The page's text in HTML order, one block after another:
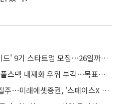
삼성전자, 'C랩 아웃사이드' 9기 스타트업 모집⋯26일까지 접수
미래에셋證 “삼성전자, 풀스텍 내재화 우위 부각⋯목표가 55만원”
삼성전자·SK하이닉스 질주⋯미래에셋증권, '스페이스X 0주' 여파는?